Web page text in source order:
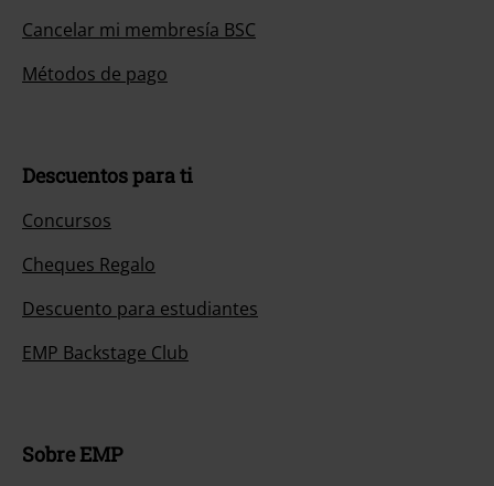
Cancelar mi membresía BSC
Métodos de pago
Descuentos para ti
Concursos
Cheques Regalo
Descuento para estudiantes
EMP Backstage Club
Sobre EMP